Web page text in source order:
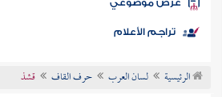
الكتب
موضوعي
تراجم الأعلام
الرئيسية لسان العرب حرف القاف قشذ